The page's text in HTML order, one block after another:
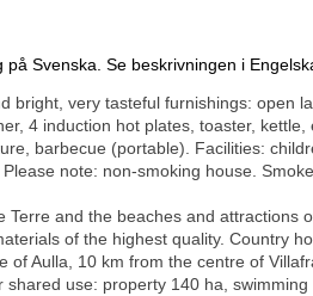
Svenska. Se beskrivningen i
bright, very tasteful furnishings: open
4 induction hot plates, toaster,
barbecue (portable). Facilities:
note: non-smoking house.
and the beaches and
of the highest quality. Country
Aulla, 10 km from the centre of
use: property 140 ha,